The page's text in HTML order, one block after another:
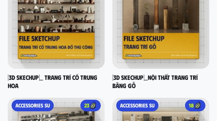
[3D SKECHUP]_ Trang trí cổ Trung
Hoa
[3D SKECHUP]_Nội thất trang trí
bằng gỗ
ACCESSORIES SU 23 ACCESSORIES SU 18